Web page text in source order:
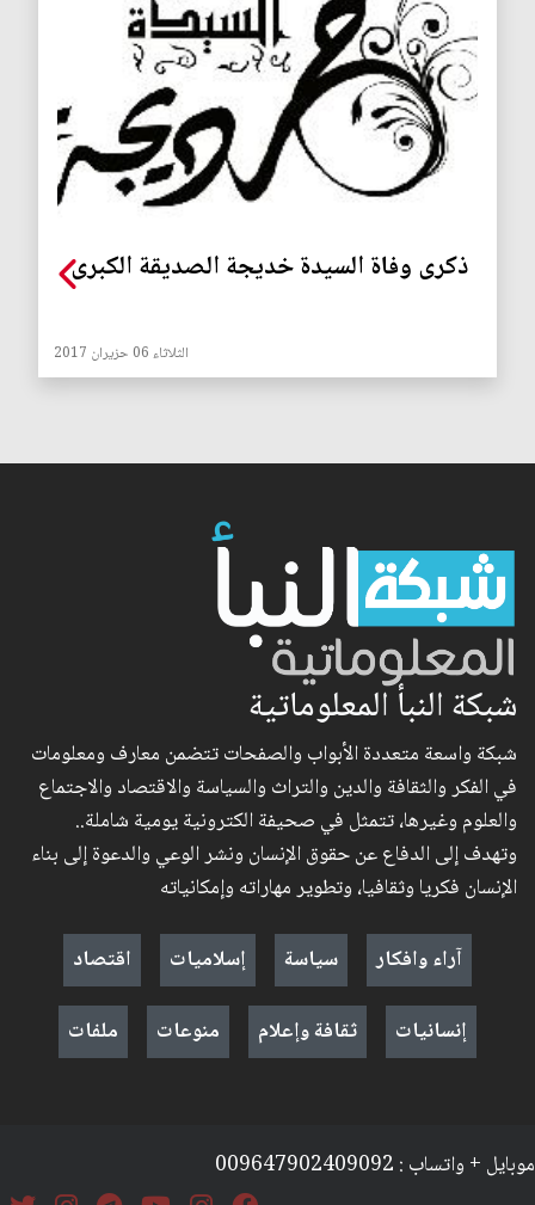
ذكرى وفاة السيدة خديجة الصديقة الكبرى
الثلاثاء 06 حزيران 2017
شبكة النبأ المعلوماتية
شبكة واسعة متعددة الأبواب والصفحات تتضمن معارف ومعلومات
في الفكر والثقافة والدين والتراث والسياسة والاقتصاد والاجتماع
والعلوم وغيرها، تتمثل في صحيفة الكترونية يومية شاملة..
وتهدف إلى الدفاع عن حقوق الإنسان ونشر الوعي والدعوة إلى بناء
الإنسان فكريا وثقافيا، وتطوير مهاراته وإمكانياته
آراء وافكار
سياسة إسلاميات
اقتصاد
إنسانيات
ثقافة وإعلام منوعات ملفات
موبايل + واتساب : 009647902409092